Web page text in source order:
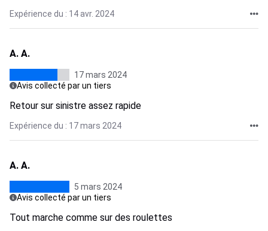
Expérience du : 14 avr. 2024
A. A.
17 mars 2024
Avis collecté par un tiers
Retour sur sinistre assez rapide
Expérience du : 17 mars 2024
A. A.
5 mars 2024
Avis collecté par un tiers
Tout marche comme sur des roulettes